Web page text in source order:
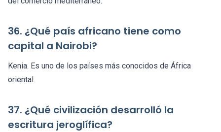
36. ¿Qué país africano tiene como
capital a Nairobi?
Kenia. Es uno de los países más conocidos de África
oriental.
37. ¿Qué civilización desarrolló la
escritura jeroglífica?